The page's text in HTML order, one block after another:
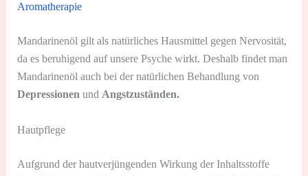
Aromatherapie
Mandarinenöl gilt als natürliches Hausmittel gegen Nervosität,
da es beruhigend auf unsere Psyche wirkt. Deshalb findet man
Mandarinenöl auch bei der natürlichen Behandlung von
Depressionenund Angstzuständen.
Hautpflege
Aufgrund der hautverjüngenden Wirkung der Inhaltsstoffe